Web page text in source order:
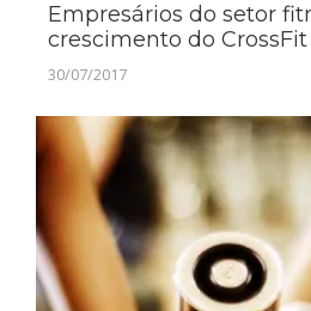
Empresários do setor
crescimento do
30/07/2017